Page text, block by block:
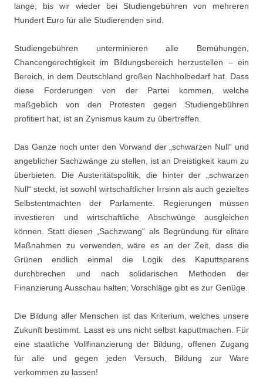
lange, bis wir wieder bei Studiengebühren von mehreren
Hundert Euro für alle Studierenden sind.
Studiengebühren unterminieren alle Bemühungen,
Chancengerechtigkeit im Bildungsbereich herzustellen – ein
Bereich, in dem Deutschland großen Nachholbedarf hat. Dass
diese Forderungen von der Partei kommen, welche
maßgeblich von den Protesten gegen Studiengebühren
profitiert hat, ist an Zynismus kaum zu übertreffen.
Das Ganze noch unter den Vorwand der „schwarzen Null“ und
angeblicher Sachzwänge zu stellen, ist an Dreistigkeit kaum zu
überbieten. Die Austeritätspolitik, die hinter der „schwarzen
Null“ steckt, ist sowohl wirtschaftlicher Irrsinn als auch gezieltes
Selbstentmachten der Parlamente. Regierungen müssen
investieren und wirtschaftliche Abschwünge ausgleichen
können. Statt diesen „Sachzwang“ als Begründung für elitäre
Maßnahmen zu verwenden, wäre es an der Zeit, dass die
Grünen endlich einmal die Logik des Kaputtsparens
durchbrechen und nach solidarischen Methoden der
Finanzierung Ausschau halten; Vorschläge gibt es zur Genüge.
Die Bildung aller Menschen ist das Kriterium, welches unsere
Zukunft bestimmt. Lasst es uns nicht selbst kaputtmachen. Für
eine staatliche Vollfinanzierung der Bildung, offenen Zugang
für alle und gegen jeden Versuch, Bildung zur Ware
verkommen zu lassen!